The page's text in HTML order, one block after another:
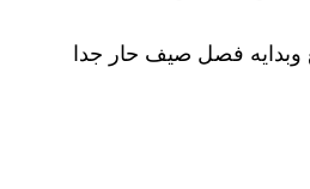
وبدايه فصل صيف حار جدا